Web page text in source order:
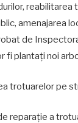
amenajarea
de
fi plantaţi noi
trotuarelor pe
reparaţie a